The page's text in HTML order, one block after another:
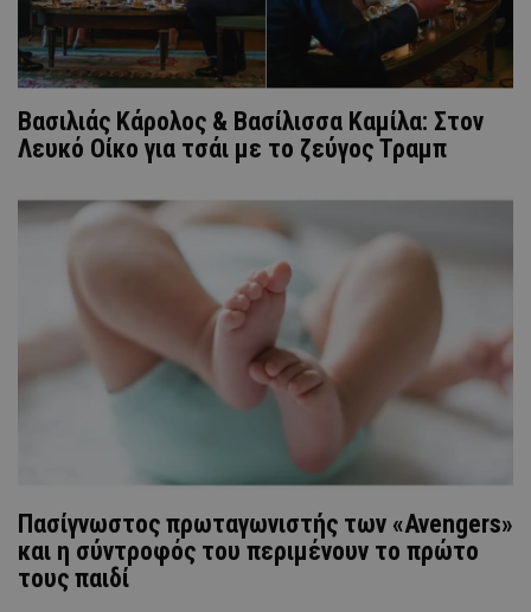
Βασιλιάς Κάρολος & Βασίλισσα Καμίλα: Στον
Λευκό Οίκο για τσάι με το ζεύγος Τραμπ
Πασίγνωστος πρωταγωνιστής των «Avengers»
και η σύντροφός του περιμένουν το πρώτο
τους παιδί